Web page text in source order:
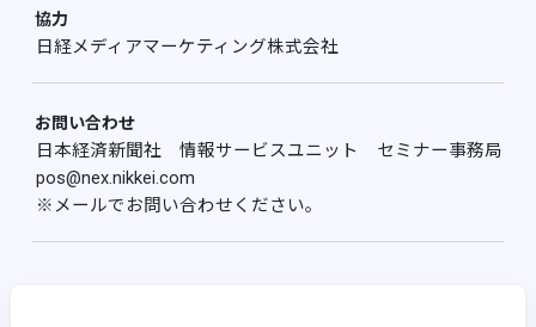
協力
日経メディアマーケティング株式会社
お問い合わせ
日本経済新聞社 情報サービスユニット セミナー事務局
pos@nex.nikkei.com
※メールでお問い合わせください。